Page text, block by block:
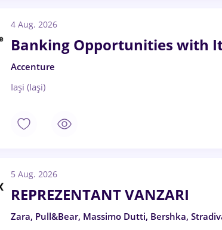
4 Aug. 2026
Banking Opportunities with
Accenture
Iași (Iași)
5 Aug. 2026
REPREZENTANT VANZARI
Zara, Pull&Bear, Massimo Dutti, Bershka,